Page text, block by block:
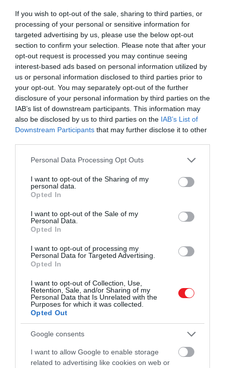
If you wish to opt-out of the sale, sharing to third parties, or
processing of your personal or sensitive information for
targeted advertising by us, please use the below opt-out
section to confirm your selection. Please note that after your
opt-out request is processed you may continue seeing
interest-based ads based on personal information utilized by
us or personal information disclosed to third parties prior to
your opt-out. You may separately opt-out of the further
disclosure of your personal information by third parties on the
IAB’s list of downstream participants. This information may
also be disclosed by us to third parties on the IAB’s List of
Downstream Participants that may further disclose it to other
Please note that this website/app uses one or more Google
not limited to your visit or usage behaviour. You may click to
grant or deny consent to Google and its third-party tags to
use your data for below specified purposes in below Google
consent section.
Personal Data Processing Opt Outs
I want to opt-out of the Sharing of my
personal data.
Opted In
I want to opt-out of the Sale of my
Personal Data.
Opted In
I want to opt-out of processing my
Personal Data for Targeted Advertising.
Opted In
I want to opt-out of Collection, Use,
Retention, Sale, and/or Sharing of my
Personal Data that Is Unrelated with the
Purposes for which it was collected.
Opted Out
Google consents
I want to allow Google to enable storage
related to advertising like cookies on web or
ahhoz…